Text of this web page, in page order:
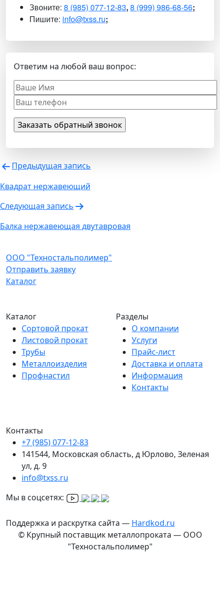
Звоните: 8 (985) 077-12-83,8 (999) 986-68-56;
Пишите: info@txss.ru;
Ответим на любой ваш вопрос:
Навигация
по
записям
Предыдущая запись
Квадрат нержавеющий
Следующая запись
Балка нержавеющая двутавровая
ООО "Техностальполимер"
Отправить заявку
Каталог
Каталог
Сортовой прокат
Листовой прокат
Трубы
Металлоизделия
Профнастил
Разделы
О компании
Услуги
Прайс-лист
Доставка и оплата
Информация
Контакты
Контакты
+7 (985) 077-12-83
141544, Московская область, д Юрлово, Зеленая
ул, д. 9
info@txss.ru
Мы в соцсетях:
Поддержка и раскрутка сайта — Hardkod.ru
© Крупный поставщик металлопроката — ООО
"Техностальполимер"